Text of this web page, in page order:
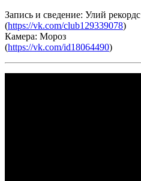
Запись и сведение: Улий рекордс
(https://vk.com/club129339078)
Камера: Мороз
(https://vk.com/id18064490)